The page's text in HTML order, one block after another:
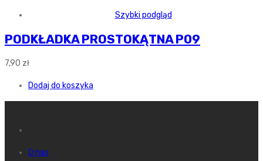
Szybki podgląd
PODKŁADKA PROSTOKĄTNA P09
7,90 zł
Dodaj do koszyka
O nas